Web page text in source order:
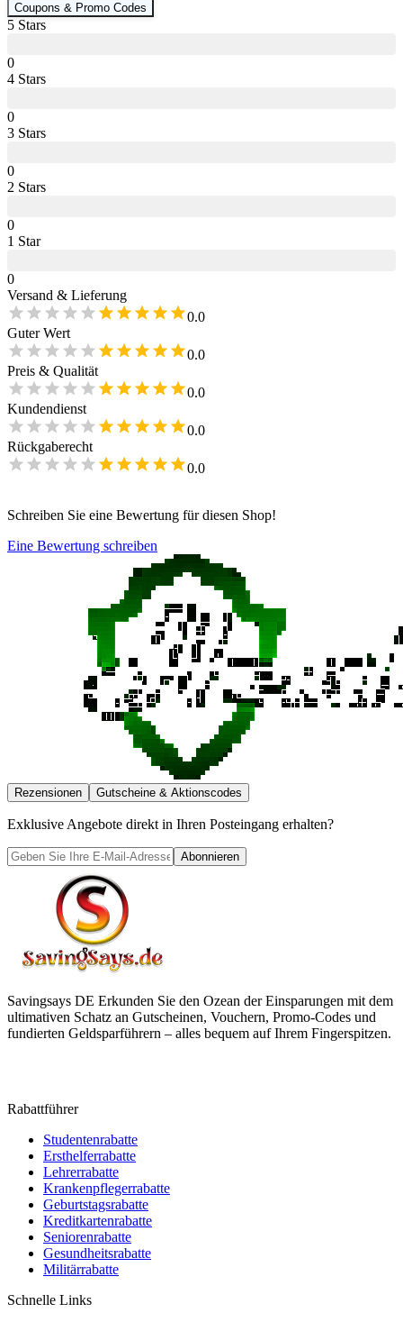
Coupons & Promo Codes
5 Stars
0
4 Stars
0
3 Stars
0
2 Stars
0
1 Star
0
Versand & Lieferung
0.0
Guter Wert
0.0
Preis & Qualität
0.0
Kundendienst
0.0
Rückgaberecht
0.0
Schreiben Sie eine Bewertung für diesen Shop!
Eine Bewertung schreiben
Rezensionen Gutscheine & Aktionscodes
Exklusive Angebote direkt in Ihren Posteingang erhalten?
Abonnieren
Savingsays DE Erkunden Sie den Ozean der Einsparungen mit dem
ultimativen Schatz an Gutscheinen, Vouchern, Promo-Codes und
fundierten Geldsparführern – alles bequem auf Ihrem Fingerspitzen.
Rabattführer
Studentenrabatte
Ersthelferrabatte
Lehrerrabatte
Krankenpflegerrabatte
Geburtstagsrabatte
Kreditkartenrabatte
Seniorenrabatte
Gesundheitsrabatte
Militärrabatte
Schnelle Links